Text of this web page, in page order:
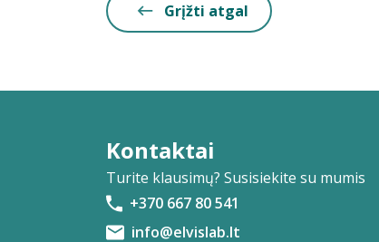
Grįžti atgal
Kontaktai
Turite klausimų? Susisiekite su mumis
+370 667 80 541
info@elvislab.lt